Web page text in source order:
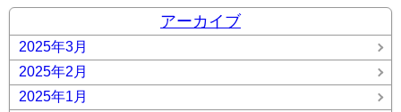
アーカイブ
2025年3月
2025年2月
2025年1月